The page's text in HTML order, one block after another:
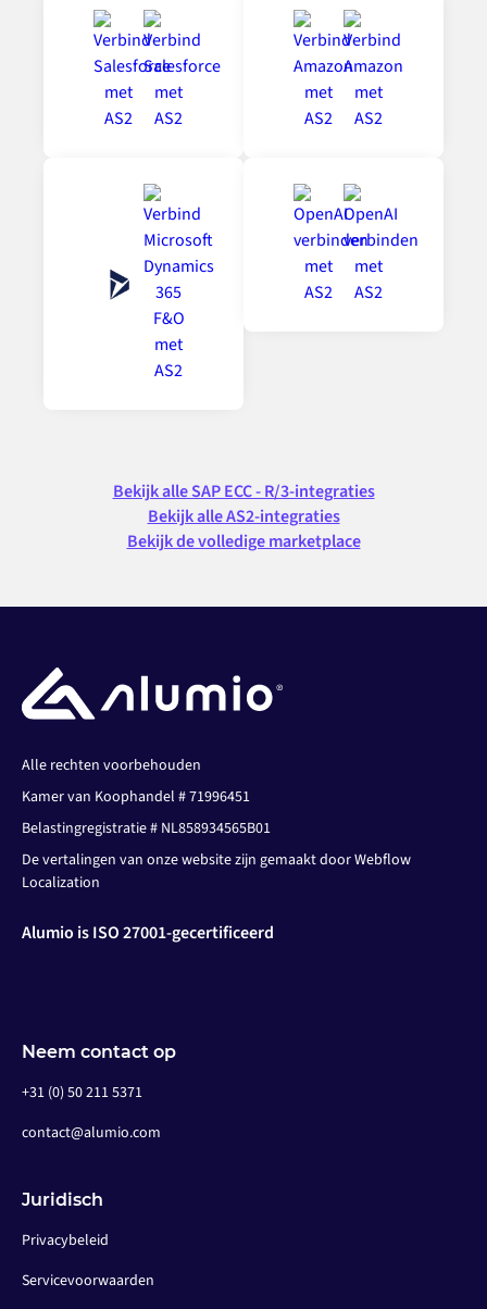
Bekijk alle SAP ECC - R/3-integraties
Bekijk alle AS2-integraties
Bekijk de volledige marketplace
Alle rechten voorbehouden
Kamer van Koophandel # 71996451
Belastingregistratie # NL858934565B01
De vertalingen van onze website zijn gemaakt door Webflow
Localization
Alumio is ISO 27001-gecertificeerd
Neem contact op
+31 (0) 50 211 5371
contact@alumio.com
Juridisch
Privacybeleid
Servicevoorwaarden